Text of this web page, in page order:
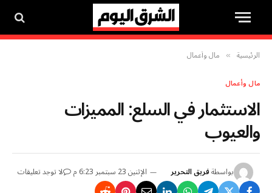
الرئيسية » مال وأعمال
مال وأعمال
الاستثمار في السلع: المميزات
والعيوب
بواسطةفريق التحرير الإثنين 23 سبتمبر 6:23 م لا توجد تعليقات